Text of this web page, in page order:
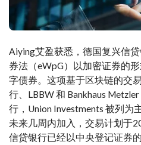
Aiying艾盈获悉，德国复兴信
券法（eWpG）以加密证券的
字债券。这项基于区块链的交
行、LBBW 和 Bankhaus
行，Union Investments 被列为
未来几周内加入，交易计划于
信贷银行已经以中央登记证券